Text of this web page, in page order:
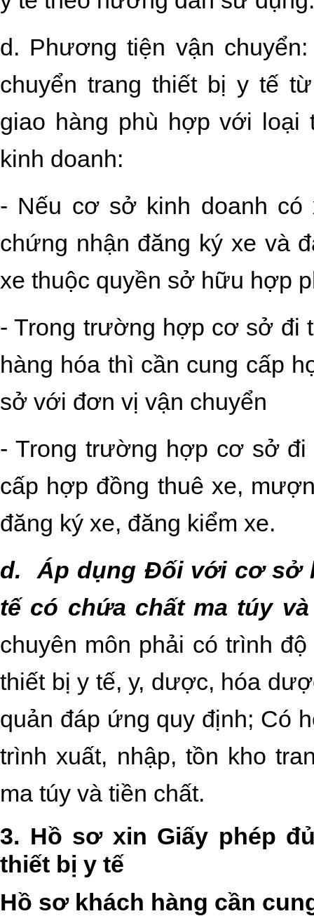
d. Phương tiện vận
chuyển trang thiết bị y tế
giao hàng phù hợp với
kinh doanh:
- Nếu cơ sở kinh doanh có
chứng nhận đăng ký xe và
xe thuộc quyền sở hữu hợp
- Trong trường hợp cơ sở đi
hàng hóa thì cần cung cấp
sở với đơn vị vận chuyển
- Trong trường hợp cơ sở
cấp hợp đồng thuê xe,
đăng ký xe, đăng kiểm xe.
d. Áp dụng Đối với cơ sở
tế có chứa chất ma túy
chuyên môn phải có trình
thiết bị y tế, y, dược, hóa
quản đáp ứng quy định; Có
trình xuất, nhập, tồn kho
ma túy và tiền chất.
3. Hồ sơ xin Giấy phép
thiết bị y tế
Hồ sơ khách hàng cần